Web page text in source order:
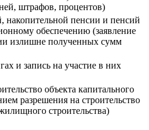
штрафов, процентов)
накопительной пенсии и пенсий
обеспечению (заявление
излишне полученных сумм
и запись на участие в них
объекта капитального
разрешения на строительство
строительства)